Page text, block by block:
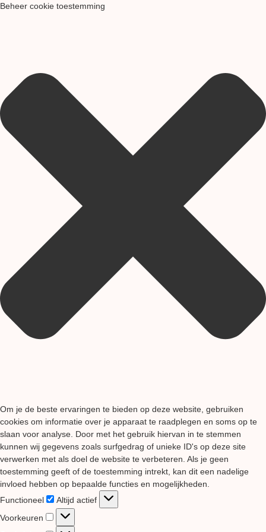
Beheer cookie toestemming
Om je de beste ervaringen te bieden op deze website, gebruiken
cookies om informatie over je apparaat te raadplegen en soms op te
slaan voor analyse. Door met het gebruik hiervan in te stemmen
kunnen wij gegevens zoals surfgedrag of unieke ID's op deze site
verwerken met als doel de website te verbeteren. Als je geen
toestemming geeft of de toestemming intrekt, kan dit een nadelige
invloed hebben op bepaalde functies en mogelijkheden.
Functioneel
Functioneel
Altijd actief
Voorkeuren
Voorkeuren